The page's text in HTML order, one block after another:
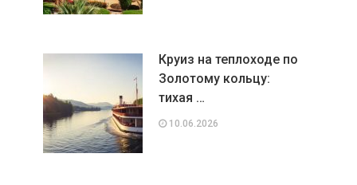
Круиз на теплоходе по
Золотому кольцу:
тихая …
10.06.2026